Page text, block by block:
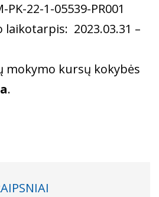
22-1-05539-PR001
laikotarpis: 2023.03.31 –
mokymo kursų kokybės
.